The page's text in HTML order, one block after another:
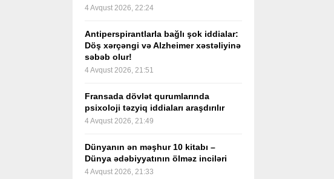
4 Avqust 2026, 22:24
Antiperspirantlarla bağlı şok iddialar:
Döş xərçəngi və Alzheimer xəstəliyinə
səbəb olur!
4 Avqust 2026, 21:51
Fransada dövlət qurumlarında
psixoloji təzyiq iddiaları araşdırılır
4 Avqust 2026, 21:49
Dünyanın ən məşhur 10 kitabı –
Dünya ədəbiyyatının ölməz inciləri
4 Avqust 2026, 21:33